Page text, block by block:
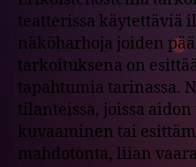
teatterissa käytettäviä
näköharhoja joiden
tarkoituksena on
tapahtumia tarinassa.
tilanteissa, joissa
kuvaaminen tai
mahdotonta, liian